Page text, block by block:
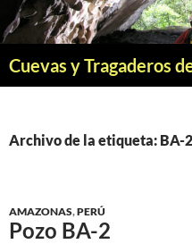
Saltar
al
Cuevas y Tragaderos
Archivo de la etiqueta: BA-
AMAZONAS,PERÚ
Pozo BA-2